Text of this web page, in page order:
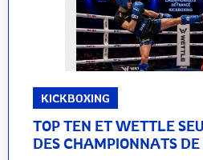
KICKBOXING
TOP TEN ET WETTLE
DES CHAMPIONNATS